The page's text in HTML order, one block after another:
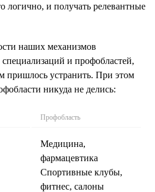
логично, и получать релевантные
наших механизмов
и профобластей,
пришлось устранить. При этом
никуда не делись:
Профобласть
Медицина,
фармацевтика
Спортивные клубы,
фитнес, салоны